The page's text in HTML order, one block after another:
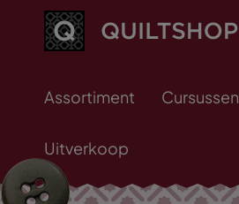
Assortiment Cursussen
Uitverkoop